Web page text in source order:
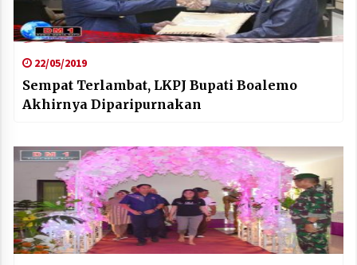
22/05/2019
Sempat Terlambat, LKPJ Bupati Boalemo
Akhirnya Diparipurnakan